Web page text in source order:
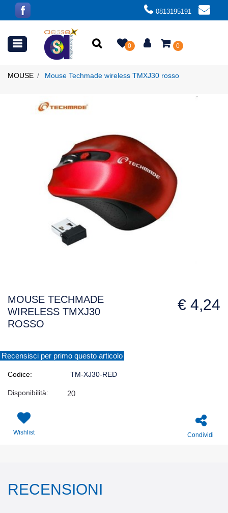
0813195191
Open menu 0 0
MOUSE Mouse Techmade wireless TMXJ30 rosso
MOUSE TECHMADE
WIRELESS TMXJ30
ROSSO
€ 4,24
Recensisci per primo questo articolo
Codice: TM-XJ30-RED
Disponibilità: 20
Wishlist Condividi
RECENSIONI